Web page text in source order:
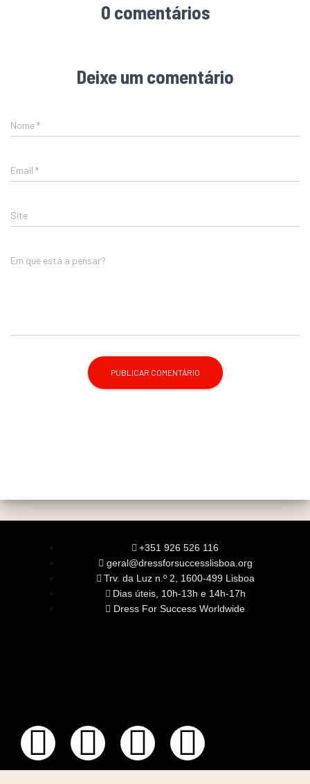
0 comentários
Deixe um comentário
Nome*
Email *
Site
Em que está a pensar?
+351 926 526 116
geral@dressforsuccesslisboa.org
Trv. da Luz n.º 2, 1600-499 Lisboa
Dias úteis, 10h-13h e 14h-17h
Dress For Success Worldwide